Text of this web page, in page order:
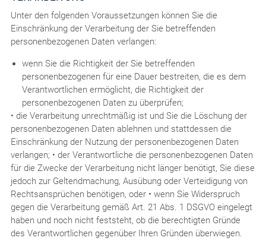
Unter den folgenden Voraussetzungen können Sie die
Einschränkung der Verarbeitung der Sie betreffenden
personenbezogenen Daten verlangen:
wenn Sie die Richtigkeit der Sie betreffenden
personenbezogenen für eine Dauer bestreiten, die es dem
Verantwortlichen ermöglicht, die Richtigkeit der
personenbezogenen Daten zu überprüfen;
• die Verarbeitung unrechtmäßig ist und Sie die Löschung der
personenbezogenen Daten ablehnen und stattdessen die
Einschränkung der Nutzung der personenbezogenen Daten
verlangen; • der Verantwortliche die personenbezogenen Daten
für die Zwecke der Verarbeitung nicht länger benötigt, Sie diese
jedoch zur Geltendmachung, Ausübung oder Verteidigung von
Rechtsansprüchen benötigen, oder • wenn Sie Widerspruch
gegen die Verarbeitung gemäß Art. 21 Abs. 1 DSGVO eingelegt
haben und noch nicht feststeht, ob die berechtigten Gründe
des Verantwortlichen gegenüber Ihren Gründen überwiegen.